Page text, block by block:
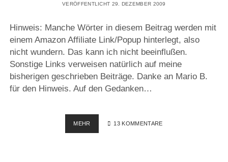
VERÖFFENTLICHT 29. DEZEMBER 2009
Hinweis: Manche Wörter in diesem Beitrag werden mit
einem Amazon Affiliate Link/Popup hinterlegt, also
nicht wundern. Das kann ich nicht beeinflußen.
Sonstige Links verweisen natürlich auf meine
bisherigen geschrieben Beiträge. Danke an Mario B.
für den Hinweis. Auf den Gedanken…
MEHR REVIEW
–
13 KOMMENTARE